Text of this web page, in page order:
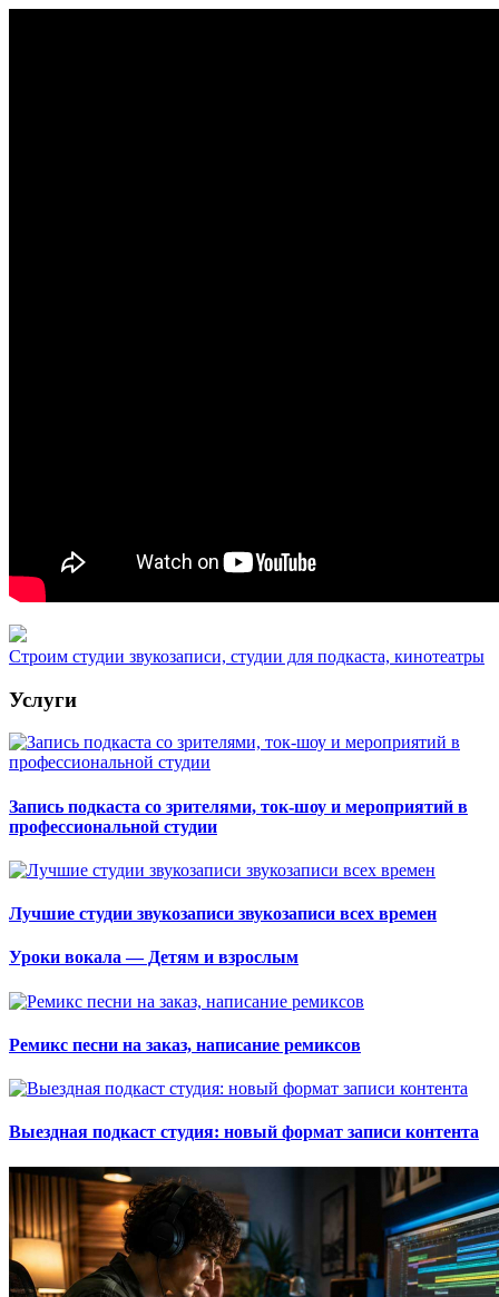
Строим студии звукозаписи, студии для подкаста, кинотеатры
Услуги
Запись подкаста со зрителями, ток-шоу и мероприятий в
профессиональной студии
Лучшие студии звукозаписи звукозаписи всех времен
Уроки вокала — Детям и взрослым
Ремикс песни на заказ, написание ремиксов
Выездная подкаст студия: новый формат записи контента